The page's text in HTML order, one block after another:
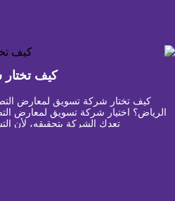
كيف
كيف تختار شركة تسويق لمعارض
الرياض؟ اختيار شركة تسويق لمعارض
تعدك الشركة بتحقيقه، لأن